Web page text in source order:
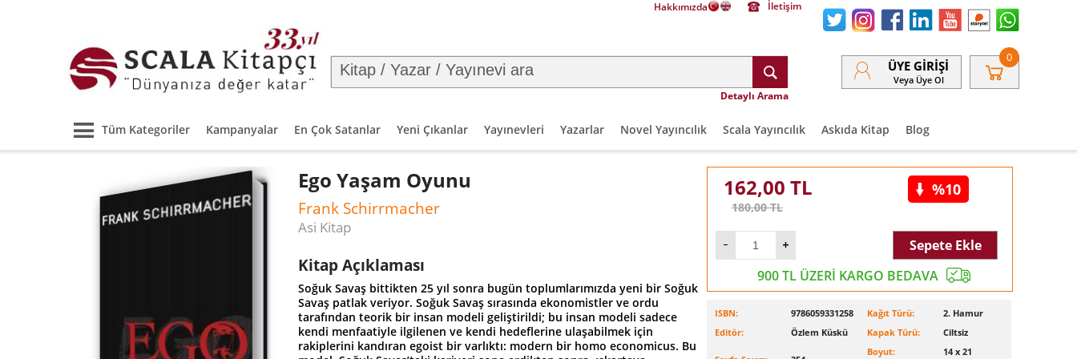
Hakkımızda İletişim
Detaylı Arama
ÜYE GIRIŞI
Veya Üye Ol
0
Tüm Kategoriler Kampanyalar En Çok Satanlar Yeni Çıkanlar Yayınevleri Yazarlar Novel Yayıncılık Scala Yayıncılık Askıda Kitap Blog
Ego Yaşam Oyunu
Frank Schirrmacher
Asi Kitap
Kitap Açıklaması
Soğuk Savaş bittikten 25 yıl sonra bugün toplumlarımızda yeni bir Soğuk
Savaş patlak veriyor. Soğuk Savaş sırasında ekonomistler ve ordu
tarafından teorik bir insan modeli geliştirildi; bu insan modeli sadece
kendi menfaatiyle ilgilenen ve kendi hedeflerine ulaşabilmek için
rakiplerini kandıran egoist bir varlıktı: modern bir homo economicus. Bu
162,00 TL
180,00TL
%10
Sepete Ekle
900 TL ÜZERİ KARGO BEDAVA
ISBN:
9786059331258
Editör:
Özlem Küskü
Kağıt Türü:
2. Hamur
Kapak Türü:
Ciltsiz
Boyut:
14 x 21